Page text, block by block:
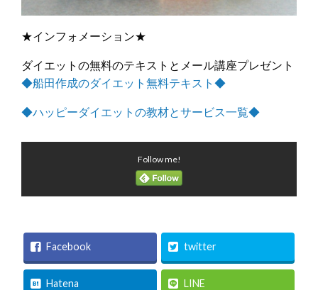
★インフォメーション★
ダイエットの無料のテキストとメール講座プレゼント
◆船田作成のダイエット無料テキスト◆
◆ハッピーダイエットの教材とサービス一覧◆
Follow me!
Facebook twitter
Hatena LINE